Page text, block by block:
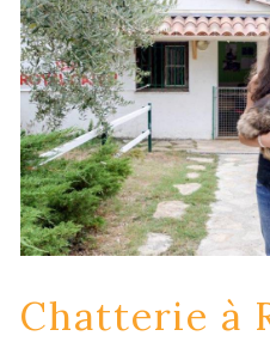
Chatterie à